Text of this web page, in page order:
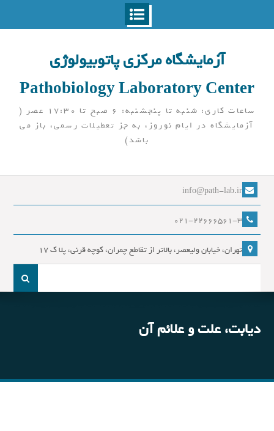
آزمایشگاه مرکزی پاتوبیولوژی
Pathobiology Laboratory Center
ساعات کاری: شنبه تا پنجشنبه: 6 صبح تا 17:30 عصر (
آزمایشگاه در ایام نوروز، به جز تعطیلات رسمی، باز می
باشد)
info@path-lab.ir
021-22666561-3
تهران، خیابان ولیعصر، بالاتر از تقاطع چمران، کوچه قرنی، پلا ک 17
جست
دیابت، علت و علائم آن